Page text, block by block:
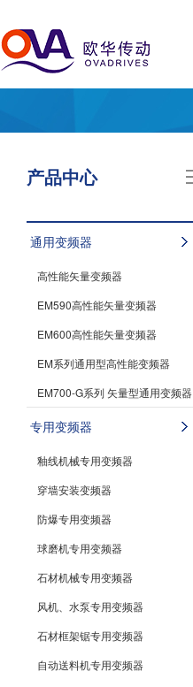
产品中心
通用变频器
高性能矢量变频器
EM590高性能矢量变频器
EM600高性能矢量变频器
EM系列通用型高性能变频器
EM700-G系列 矢量型通用变频器
专用变频器
釉线机械专用变频器
穿墙安装变频器
防爆专用变频器
球磨机专用变频器
石材机械专用变频器
风机、水泵专用变频器
石材框架锯专用变频器
自动送料机专用变频器